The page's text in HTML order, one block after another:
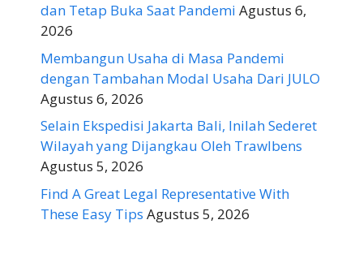
dan Tetap Buka Saat Pandemi Agustus 6,
2026
Membangun Usaha di Masa Pandemi
dengan Tambahan Modal Usaha Dari JULO
Agustus 6, 2026
Selain Ekspedisi Jakarta Bali, Inilah Sederet
Wilayah yang Dijangkau Oleh Trawlbens
Agustus 5, 2026
Find A Great Legal Representative With
These Easy Tips Agustus 5, 2026